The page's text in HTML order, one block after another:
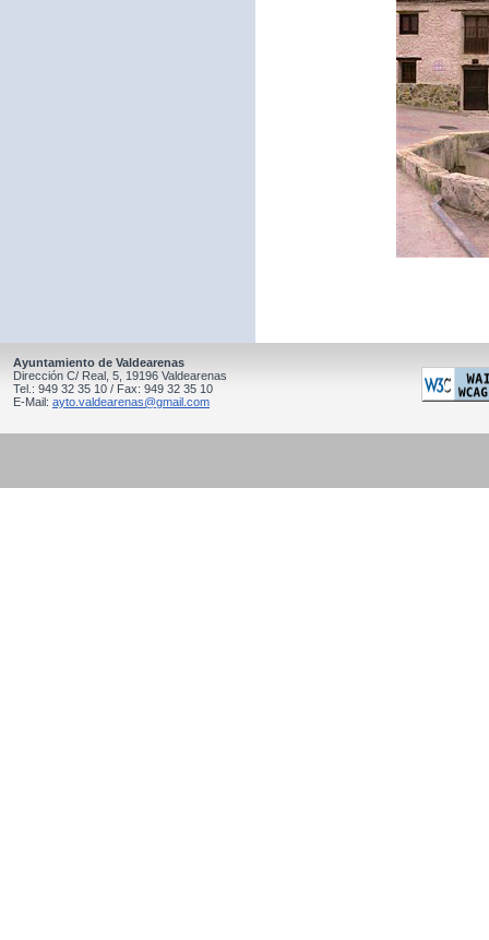
Ayuntamiento de Valdearenas
Dirección C/ Real, 5, 19196 Valdearenas
Tel.: 949 32 35 10 / Fax: 949 32 35 10
E-Mail: ayto.valdearenas@gmail.com